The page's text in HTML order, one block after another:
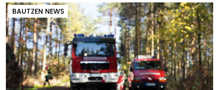
BAUTZEN NEWS